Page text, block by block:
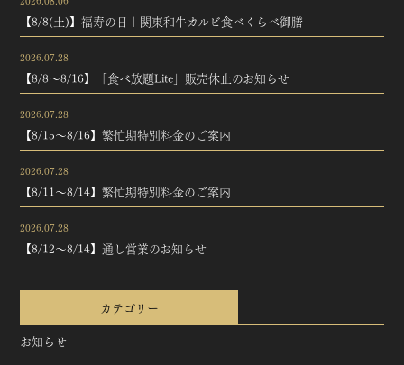
【8/8(土)】福寿の日｜関東和牛カルビ食べくらべ御膳
2026.07.28
【8/8～8/16】「食べ放題Lite」販売休止のお知らせ
2026.07.28
【8/15～8/16】繁忙期特別料金のご案内
2026.07.28
【8/11～8/14】繁忙期特別料金のご案内
2026.07.28
【8/12～8/14】通し営業のお知らせ
カテゴリー
お知らせ